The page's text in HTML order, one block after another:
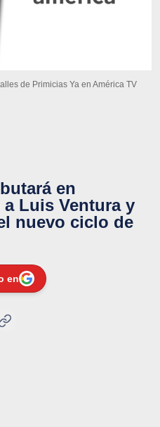
de Primicias Ya en América TV
en
Luis Ventura y
nuevo ciclo de
en